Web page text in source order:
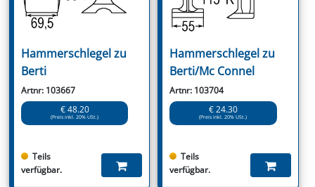
Hammerschlegel zu
Berti
Artnr: 103667
€ 48.20
(Preis inkl. 20% USt.)
Teils
verfügbar.
Hammerschlegel zu
Berti/Mc Connel
Artnr: 103704
€ 24.30
(Preis inkl. 20% USt.)
Teils
verfügbar.